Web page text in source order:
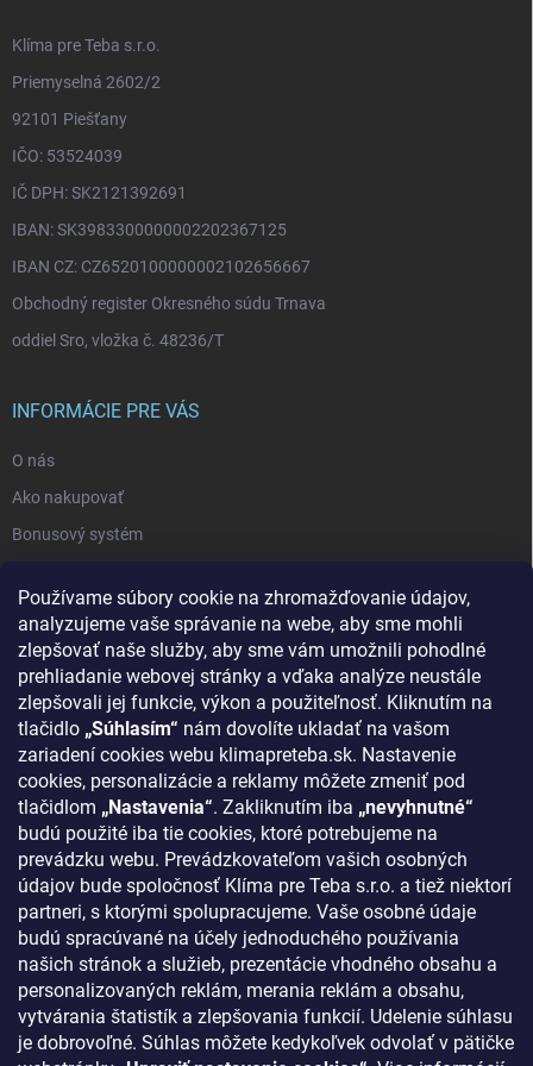
Používame súbory cookie na zhromažďovanie údajov,
analyzujeme vaše správanie na webe, aby sme mohli
zlepšovať naše služby, aby sme vám umožnili pohodlné
prehliadanie webovej stránky a vďaka analýze neustále
zlepšovali jej funkcie, výkon a použiteľnosť. Kliknutím na
tlačidlo „Súhlasím“ nám dovolíte ukladať na vašom
zariadení cookies webu klimapreteba.sk. Nastavenie
cookies, personalizácie a reklamy môžete zmeniť pod
tlačidlom „Nastavenia“. Zakliknutím iba „nevyhnutné“
budú použité iba tie cookies, ktoré potrebujeme na
prevádzku webu. Prevádzkovateľom vašich osobných
údajov bude spoločnosť Klíma pre Teba s.r.o. a tiež niektorí
partneri, s ktorými spolupracujeme. Vaše osobné údaje
budú spracúvané na účely jednoduchého používania
našich stránok a služieb, prezentácie vhodného obsahu a
personalizovaných reklám, merania reklám a obsahu,
vytvárania štatistík a zlepšovania funkcií. Udelenie súhlasu
je dobrovoľné. Súhlas môžete kedykoľvek odvolať v pätičke
Klíma pre Teba s.r.o.
Priemyselná 2602/2
92101 Piešťany
IČO: 53524039
IČ DPH: SK2121392691
IBAN: SK3983300000002202367125
IBAN CZ: CZ6520100000002102656667
Obchodný register Okresného súdu Trnava
oddiel Sro, vložka č. 48236/T
INFORMÁCIE PRE VÁS
O nás
Ako nakupovať
Bonusový systém
Blog - najnovšie články
Obchodné podmienky
Podmienky ochrany osobných údajov
Odstúpenie od zmluvy
Kontakty
KONTAKT
klima@klimapreteba.sk
0907 044 080
https://www.facebook.com/klimapreteba.sk
klimapreteba